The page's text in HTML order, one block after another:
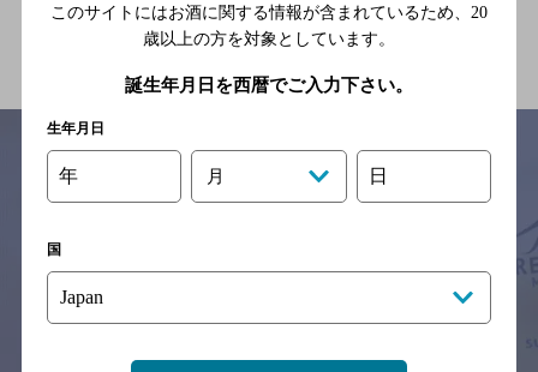
関連ページ
※それぞれのお店のメニューや営業時間などの掲載情報については、
予告なしに変更されることがありますので、
念のためお店にご確認の上ご来店くださいますようお願い申し上げま
情報提供：ぐるなび
このサイトにはお酒に関する情報が含まれているため、 20
歳以上の方を対象としています。
誕生年月日を西暦でご入力下さい。
生年月日
年 月 日
国